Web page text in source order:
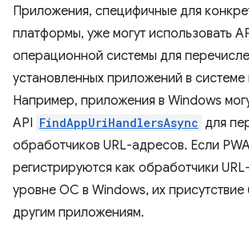
Приложения, специфичные для
платформы, уже могут использовать
операционной системы для
установленных приложений в системе
Например, приложения в Windows
API FindAppUriHandlersAsync для
обработчиков URL-адресов. Если
регистрируются как обработчики
уровне ОС в Windows, их присутствие
другим приложениям.